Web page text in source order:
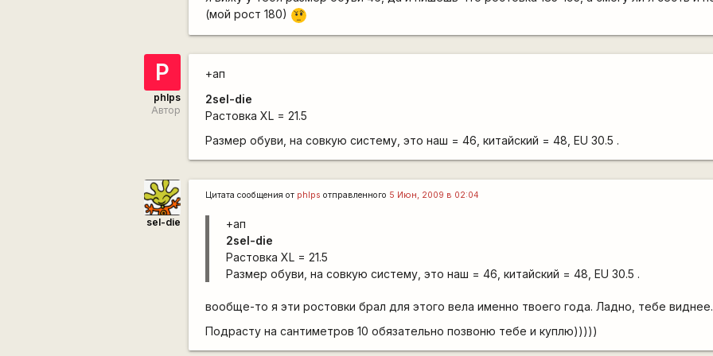
(мой рост 180) ???
P
phlps
Автор
+ап
2sel-die
Растовка XL = 21.5
Размер обуви, на совкую систему, это наш = 46, китайский = 48, EU 30.5 .
sel-die
Цитата сообщения от phlps отправленного 5 Июн, 2009 в 02:04
+ап
2sel-die
Растовка XL = 21.5
Размер обуви, на совкую систему, это наш = 46, китайский = 48, EU 30.5 .
вообще-то я эти ростовки брал для этого вела именно твоего года. Ладно, тебе виднее.
Подрасту на сантиметров 10 обязательно позвоню тебе и куплю)))))